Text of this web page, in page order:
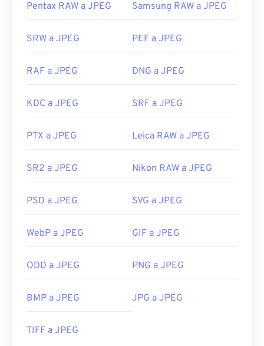
Pentax RAW a JPEG Samsung RAW a JPEG
SRW a JPEG PEF a JPEG
RAF a JPEG DNG a JPEG
KDC a JPEG SRF a JPEG
PTX a JPEG Leica RAW a JPEG
SR2 a JPEG Nikon RAW a JPEG
PSD a JPEG SVG a JPEG
WebP a JPEG GIF a JPEG
ODD a JPEG PNG a JPEG
BMP a JPEG JPG a JPEG
TIFF a JPEG